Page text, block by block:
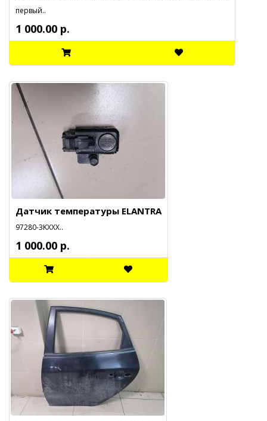
первый..
1 000.00 р.
Датчик температуры ELANTRA
97280-3KXXX..
1 000.00 р.